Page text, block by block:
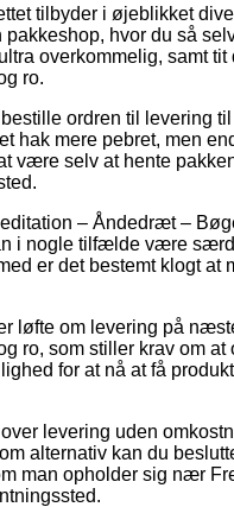
tilbyder i øjeblikket
pakkeshop, hvor du så
overkommelig, samt
ro.
ordren til levering
hak mere pebret, men
være selv at hente
– Åndedræt –
i nogle tilfælde være
er det bestemt klogt
løfte om levering på
ro, som stiller krav om
for at nå at få
levering uden
alternativ kan du
man opholder sig nær